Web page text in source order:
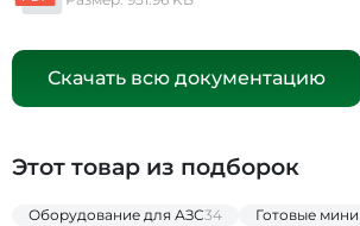
Скачать всю документацию
Этот товар из подборок
Оборудование для АЗС34 Готовые